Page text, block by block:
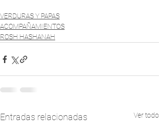
VERDURAS Y PAPAS
ACOMPAÑAMIENTOS
ROSH HASHANAH
Entradas relacionadas Ver todo